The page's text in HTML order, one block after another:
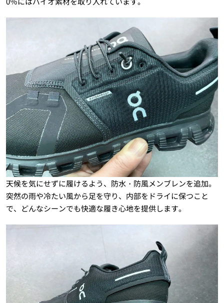
天候を気にせずに履けるよう、防水・防風メンブレンを追加。
突然の雨や冷たい風から足を守り、内部をドライに保つこと
で、どんなシーンでも快適な履き心地を提供します。